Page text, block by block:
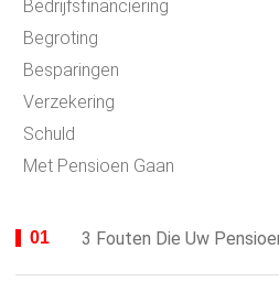
Bedrijfsfinanciering
Begroting
Besparingen
Verzekering
Schuld
Met Pensioen Gaan
3 Fouten Die Uw